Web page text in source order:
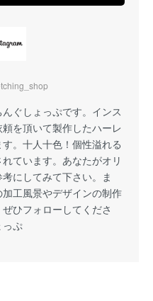
んぐしょっぷです。インス
を頂いて製作したハーレ
。十人十色！個性溢れる
ています。あなたがオリ
にしてみて下さい。ま
工風景やデザインの制作
ひフォローしてくださ
っぷ